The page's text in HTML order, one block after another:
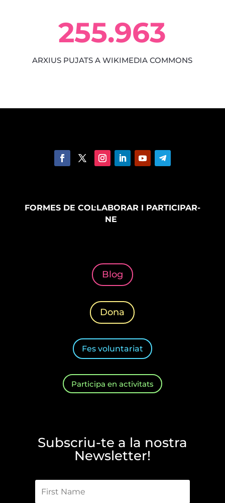
255.963
ARXIUS PUJATS A WIKIMEDIA COMMONS
FORMES DE COL·LABORAR I PARTICIPAR-
NE
Blog
Dona
Fes voluntariat
Participa en activitats
Subscriu-te a la nostra
Newsletter!